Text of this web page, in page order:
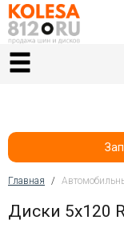
Главная
Автосервис
Датчики давления
Вы здесь
Главная /
Диски 5x120